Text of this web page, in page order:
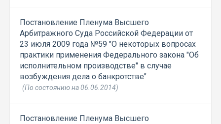
Постановление Пленума Высшего
Арбитражного Суда Российской Федерации от
23 июля 2009 года №59 "О некоторых вопросах
практики применения Федерального закона "Об
исполнительном производстве" в случае
возбуждения дела о банкротстве"
(По состоянию на 06.06.2014)
Постановление Пленума Высшего